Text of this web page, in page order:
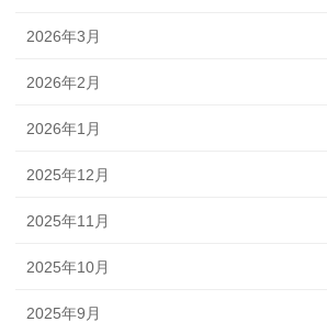
2026年3月
2026年2月
2026年1月
2025年12月
2025年11月
2025年10月
2025年9月